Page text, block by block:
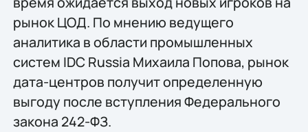
рынок ЦОД. По мнению ведущего
аналитика в области промышленных
систем IDC Russia Михаила Попова, рынок
дата-центров получит определенную
выгоду после вступления Федерального
закона 242-ФЗ.